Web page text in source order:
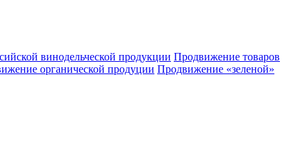
винодельческой продукции Продвижение товаров
органической продуции Продвижение «зеленой»